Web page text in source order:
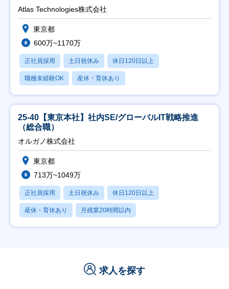
Atlas Technologies株式会社
東京都
600万~1170万
正社員採用 土日祝休み 休日120日以上
職種未経験OK 産休・育休あり
25-40【東京本社】社内SE/グローバルIT戦略推進
（総合職）
オルガノ株式会社
東京都
713万~1049万
正社員採用 土日祝休み 休日120日以上
産休・育休あり 月残業20時間以内
求人を探す